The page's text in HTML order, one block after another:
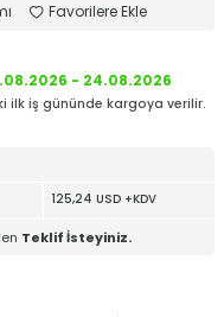
Favorilere Ekle
- 24.08.2026
ilk iş gününde kargoya verilir.
125,24 USD +KDV
Teklif İsteyiniz.